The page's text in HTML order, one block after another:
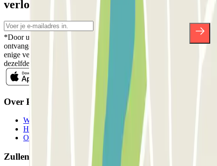
verlotingen en vele andere verrassingen.
*Door u in te schrijven aanvaardt u ons Privacybeleid voor het
ontvangen van commerciële communicatie van Parclick. Zonder
enige verplichting kunt u zich uitschrijven wanneer u maar wilt in
dezelfde nieuwsbrief.
Over Parclick
Wie we zijn
Hoe het werkt
Onze parkeergarages
Zullen we samenwerken?